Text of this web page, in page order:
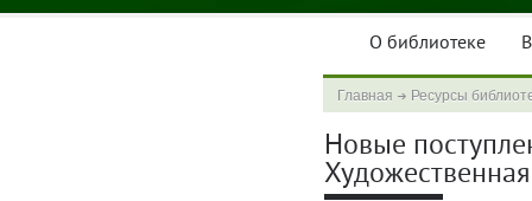
О библиотеке
Главная Ресурсы
Новые